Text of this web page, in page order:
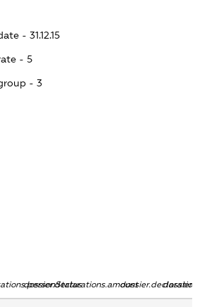
- 31.12.15
- 5
- 3
dossier.declarations.amount